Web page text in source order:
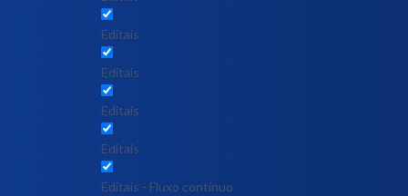
Editais
Editais
Editais
Editais
Editais - Fluxo contínuo